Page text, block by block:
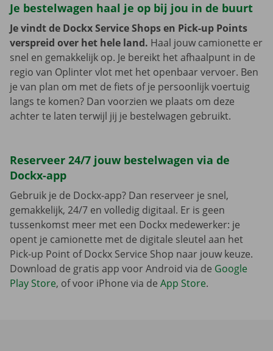
Je bestelwagen haal je op bij jou in de buurt
Je vindt de Dockx Service Shops en Pick-up Points
verspreid over het hele land. Haal jouw camionette er
snel en gemakkelijk op. Je bereikt het afhaalpunt in de
regio van Oplinter vlot met het openbaar vervoer. Ben
je van plan om met de fiets of je persoonlijk voertuig
langs te komen? Dan voorzien we plaats om deze
achter te laten terwijl jij je bestelwagen gebruikt.
Reserveer 24/7 jouw bestelwagen via de
Dockx-app
Gebruik je de Dockx-app? Dan reserveer je snel,
gemakkelijk, 24/7 en volledig digitaal. Er is geen
tussenkomst meer met een Dockx medewerker: je
opent je camionette met de digitale sleutel aan het
Pick-up Point of Dockx Service Shop naar jouw keuze.
Download de gratis app voor Android via de Google
Play Store, of voor iPhone via de App Store.